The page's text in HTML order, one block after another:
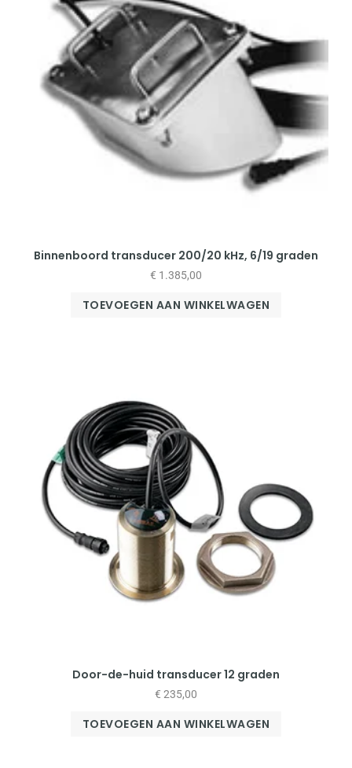
Binnenboord transducer 200/20 kHz, 6/19 graden
€ 1.385,00
TOEVOEGEN AAN WINKELWAGEN
Door-de-huid transducer 12 graden
€ 235,00
TOEVOEGEN AAN WINKELWAGEN